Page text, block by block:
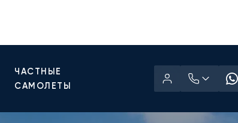
ЧАСТНЫЕ
САМОЛЕТЫ